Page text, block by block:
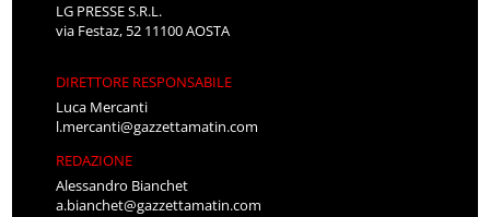
LG PRESSE S.R.L.
via Festaz, 52 11100 AOSTA
DIRETTORE RESPONSABILE
Luca Mercanti
l.mercanti@gazzettamatin.com
REDAZIONE
Alessandro Bianchet
a.bianchet@gazzettamatin.com